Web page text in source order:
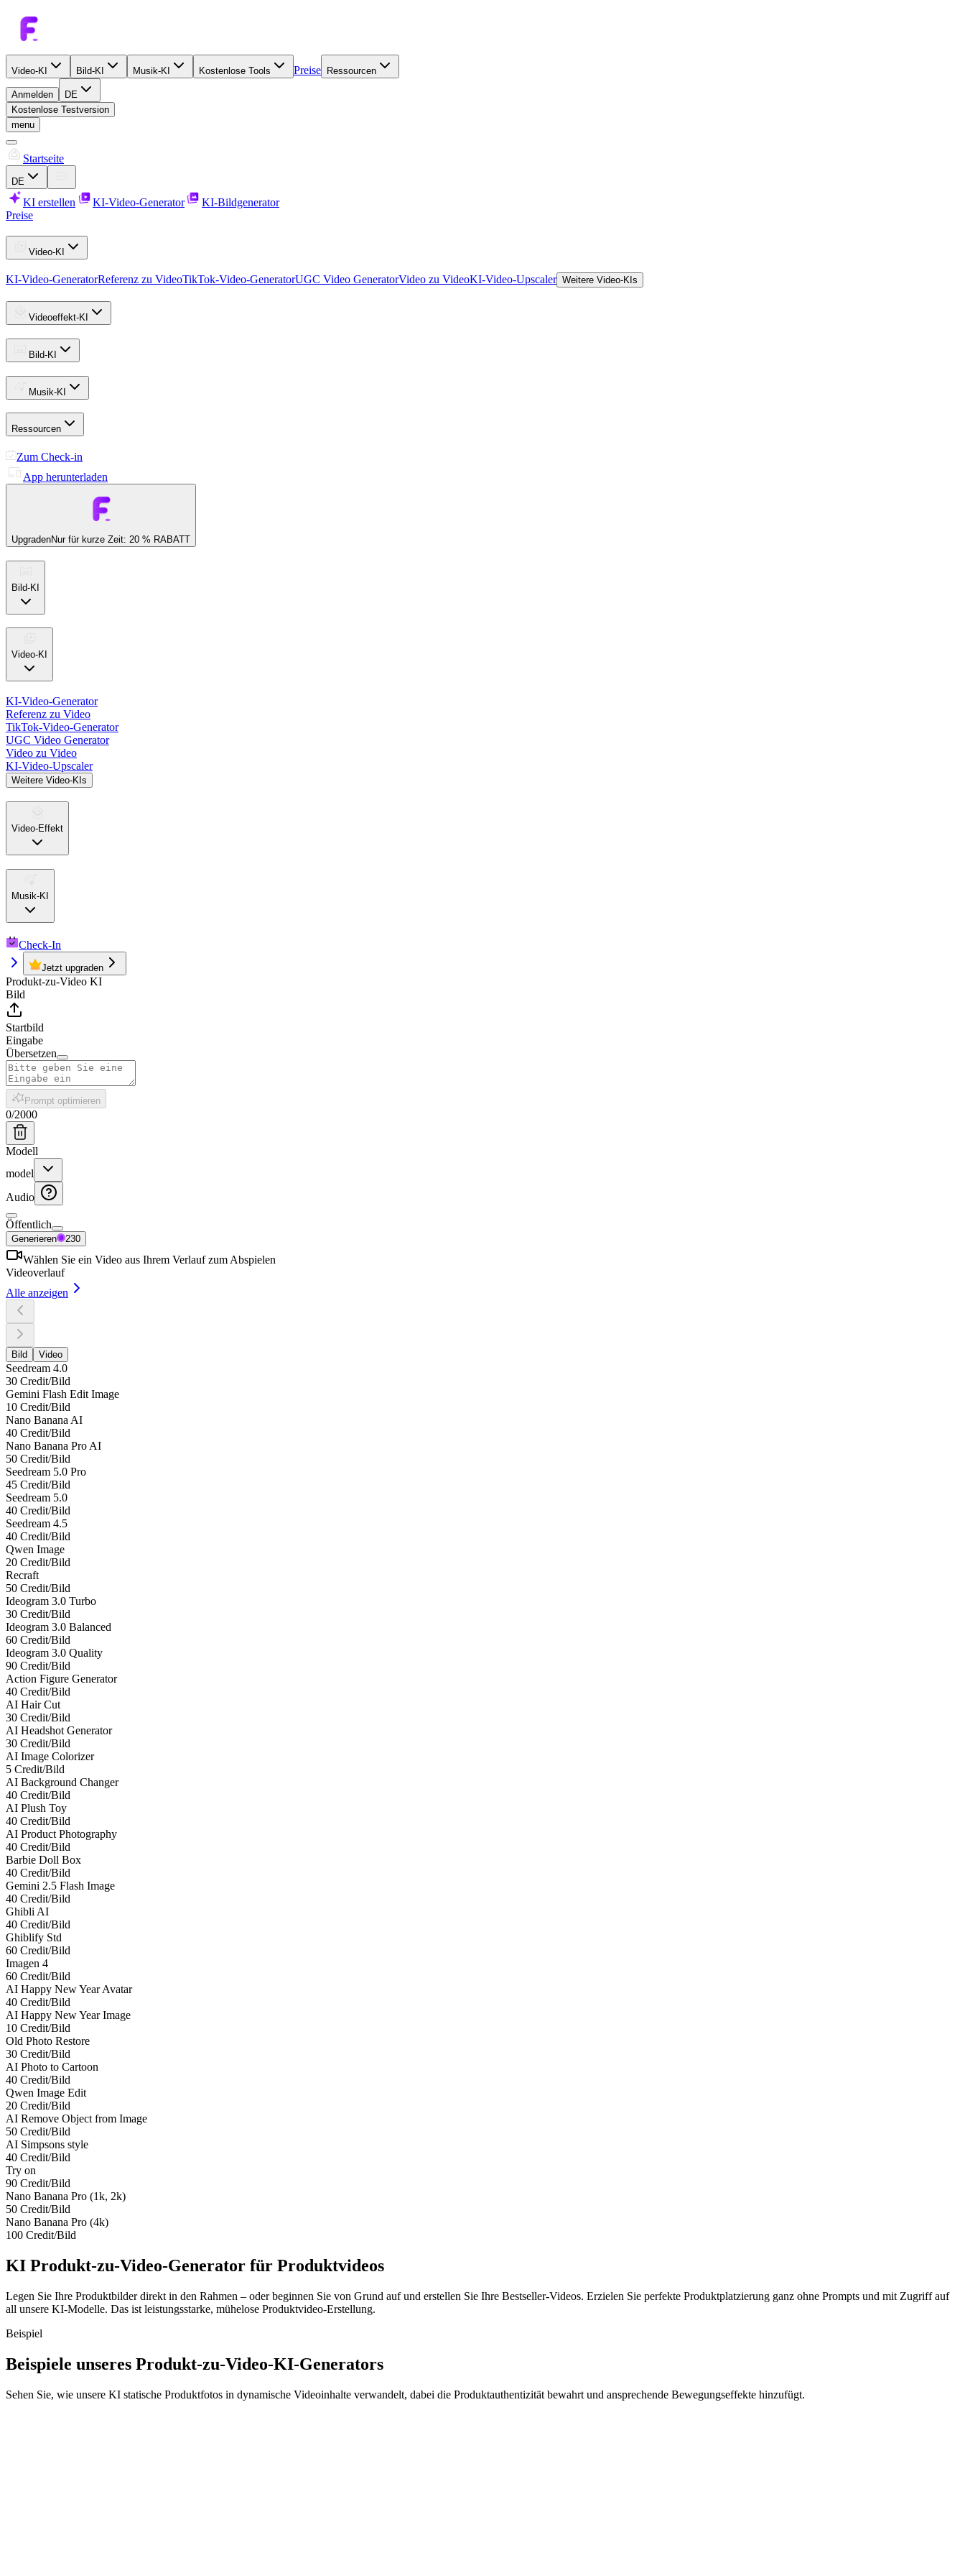
Video-KI Bild-KI Musik-KI Kostenlose Tools Preise Ressourcen
Anmelden
DE
Kostenlose Testversion
menu
Startseite
DE
KI erstellen KI-Video-Generator
KI-Bildgenerator
Preise
Video-KI
KI-Video-GeneratorReferenz zu VideoTikTok-Video-GeneratorUGC Video GeneratorVideo zu VideoKI-Video-Upscaler Weitere Video-KIs
Videoeffekt-KI
Bild-KI
Musik-KI
Ressourcen
Zum Check-in
App herunterladen
UpgradenNur für kurze Zeit: 20 % RABATT
Bild-KI
Video-KI
KI-Video-Generator
Referenz zu Video
TikTok-Video-Generator
UGC Video Generator
Video zu Video
KI-Video-Upscaler
Weitere Video-KIs
Video-Effekt
Musik-KI
Check-In
Jetzt upgraden
Produkt-zu-Video KI
Bild
Startbild
Eingabe
Übersetzen
Prompt optimieren
0/2000
Modell
model
Audio
Öffentlich
Generieren 230
Wählen Sie ein Video aus Ihrem Verlauf zum Abspielen
Videoverlauf
Alle anzeigen
Bild Video
Seedream 4.0
30 Credit/Bild
Gemini Flash Edit Image
10 Credit/Bild
Nano Banana AI
40 Credit/Bild
Nano Banana Pro AI
50 Credit/Bild
Seedream 5.0 Pro
45 Credit/Bild
Seedream 5.0
40 Credit/Bild
Seedream 4.5
40 Credit/Bild
Qwen Image
20 Credit/Bild
Recraft
50 Credit/Bild
Ideogram 3.0 Turbo
30 Credit/Bild
Ideogram 3.0 Balanced
60 Credit/Bild
Ideogram 3.0 Quality
90 Credit/Bild
Action Figure Generator
40 Credit/Bild
AI Hair Cut
30 Credit/Bild
AI Headshot Generator
30 Credit/Bild
AI Image Colorizer
5 Credit/Bild
AI Background Changer
40 Credit/Bild
AI Plush Toy
40 Credit/Bild
AI Product Photography
40 Credit/Bild
Barbie Doll Box
40 Credit/Bild
Gemini 2.5 Flash Image
40 Credit/Bild
Ghibli AI
40 Credit/Bild
Ghiblify Std
60 Credit/Bild
Imagen 4
60 Credit/Bild
AI Happy New Year Avatar
40 Credit/Bild
AI Happy New Year Image
10 Credit/Bild
Old Photo Restore
30 Credit/Bild
AI Photo to Cartoon
40 Credit/Bild
Qwen Image Edit
20 Credit/Bild
AI Remove Object from Image
50 Credit/Bild
AI Simpsons style
40 Credit/Bild
Try on
90 Credit/Bild
Nano Banana Pro (1k, 2k)
50 Credit/Bild
Nano Banana Pro (4k)
100 Credit/Bild
KI Produkt-zu-Video-Generator für Produktvideos
Legen Sie Ihre Produktbilder direkt in den Rahmen – oder beginnen Sie von Grund auf und erstellen Sie Ihre Bestseller-Videos. Erzielen Sie perfekte Produktplatzierung ganz ohne Prompts und mit Zugriff auf
all unsere KI-Modelle. Das ist leistungsstarke, mühelose Produktvideo-Erstellung.
Beispiel
Beispiele unseres Produkt-zu-Video-KI-Generators
Sehen Sie, wie unsere KI statische Produktfotos in dynamische Videoinhalte verwandelt, dabei die Produktauthentizität bewahrt und ansprechende Bewegungseffekte hinzufügt.